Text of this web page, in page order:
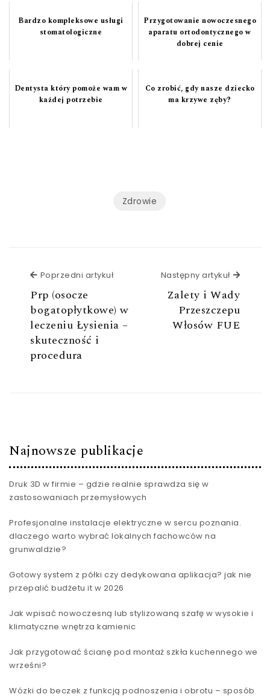
Bardzo kompleksowe usługi
stomatologiczne
Przygotowanie nowoczesnego
aparatu ortodontycznego w
dobrej cenie
Dentysta który pomoże wam w
każdej potrzebie
Co zrobić, gdy nasze dziecko
ma krzywe zęby?
Zdrowie
Poprzedni artykuł Poprzedni artykuł
Prp (osocze
bogatopłytkowe) w
leczeniu Łysienia –
skuteczność i
procedura
Następny artykuł
Zalety i Wady
Przeszczepu
Włosów FUE
Najnowsze publikacje
Druk 3D w firmie – gdzie realnie sprawdza się w
zastosowaniach przemysłowych
Profesjonalne instalacje elektryczne w sercu poznania.
dlaczego warto wybrać lokalnych fachowców na
grunwaldzie?
Gotowy system z półki czy dedykowana aplikacja? jak nie
przepalić budżetu it w 2026
Jak wpisać nowoczesną lub stylizowaną szafę w wysokie i
klimatyczne wnętrza kamienic
Jak przygotować ścianę pod montaż szkła kuchennego we
wrześni?
Wózki do beczek z funkcją podnoszenia i obrotu – sposób